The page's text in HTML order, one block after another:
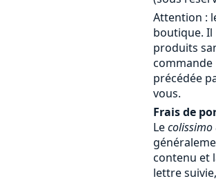
Attention :
boutique. Il
produits
précédée
vous.
Frais de
Lecolissimo
contenu et
lettre